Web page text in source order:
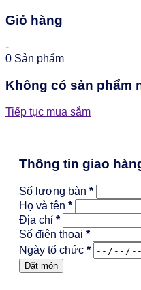
Giỏ hàng
-
0 Sản phẩm
Không có sản phẩm
Tiếp tục mua sắm
Thông tin giao
Số lượng bàn *
Họ và tên *
Địa chỉ *
Số điện thoại *
Ngày tổ chức *
Đặt món